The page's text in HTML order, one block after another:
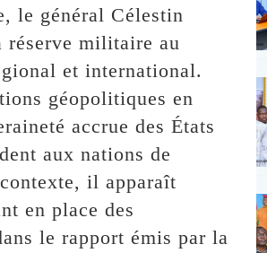
le général Célestin
réserve militaire au
et international.
géopolitiques en
accrue des États
aux nations de
il apparaît
en place des
le rapport émis par la